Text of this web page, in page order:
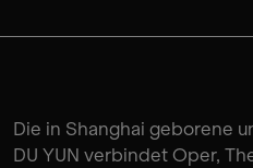
Die in Shanghai geborene
DU YUN verbindet Oper,